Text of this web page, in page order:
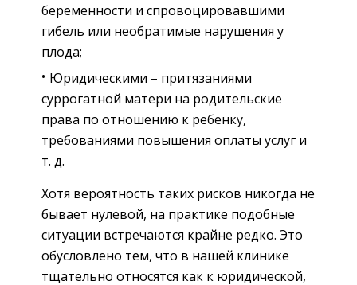
беременности и спровоцировавшими
гибель или необратимые нарушения у
плода;
Юридическими – притязаниями
суррогатной матери на родительские
права по отношению к ребенку,
требованиями повышения оплаты услуг и
т. д.
Хотя вероятность таких рисков никогда не
бывает нулевой, на практике подобные
ситуации встречаются крайне редко. Это
обусловлено тем, что в нашей клинике
тщательно относятся как к юридической,